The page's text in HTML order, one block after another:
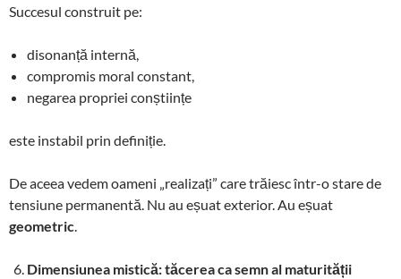
Succesul construit pe:
disonanță internă,
compromis moral constant,
negarea propriei conștiințe
este instabil prin definiție.
De aceea vedem oameni „realizați” care trăiesc într-o stare de
tensiune permanentă. Nu au eșuat exterior. Au eșuat
geometric.
Dimensiunea mistică: tăcerea ca semn al maturității